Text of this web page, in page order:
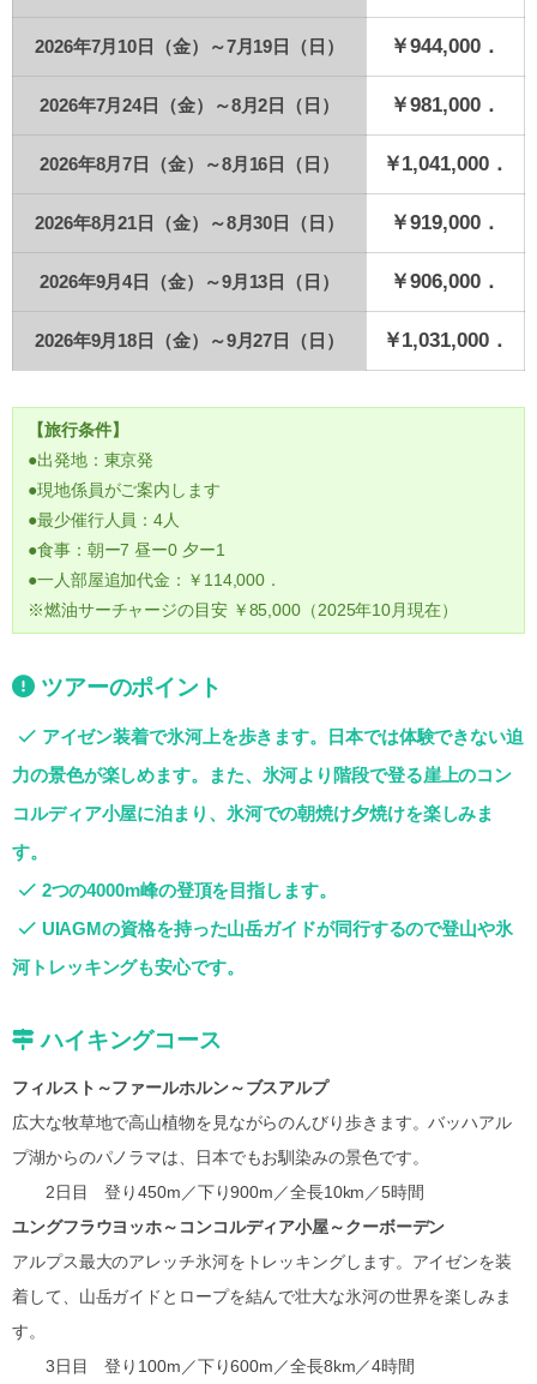
2026年7月10日（金）～7月19日（日） ￥944,000．
2026年7月24日（金）～8月2日（日） ￥981,000．
2026年8月7日（金）～8月16日（日） ￥1,041,000．
2026年8月21日（金）～8月30日（日） ￥919,000．
2026年9月4日（金）～9月13日（日） ￥906,000．
2026年9月18日（金）～9月27日（日） ￥1,031,000．
【旅行条件】
●出発地：東京発
●現地係員がご案内します
●最少催行人員：4人
●食事：朝ー7 昼ー0 夕ー1
●一人部屋追加代金：￥114,000．
※燃油サーチャージの目安 ￥85,000（2025年10月現在）
ツアーのポイント
アイゼン装着で氷河上を歩きます。日本では体験できない迫
力の景色が楽しめます。また、氷河より階段で登る崖上のコン
コルディア小屋に泊まり、氷河での朝焼け夕焼けを楽しみま
す。
2つの4000m峰の登頂を目指します。
UIAGMの資格を持った山岳ガイドが同行するので登山や氷
河トレッキングも安心です。
ハイキングコース
フィルスト～ファールホルン～ブスアルプ
広大な牧草地で高山植物を見ながらのんびり歩きます。バッハアル
プ湖からのパノラマは、日本でもお馴染みの景色です。
2日目 登り450m／下り900m／全長10km／5時間
ユングフラウヨッホ～コンコルディア小屋～クーボーデン
アルプス最大のアレッチ氷河をトレッキングします。アイゼンを装
着して、山岳ガイドとロープを結んで壮大な氷河の世界を楽しみま
す。
3日目 登り100m／下り600m／全長8km／4時間